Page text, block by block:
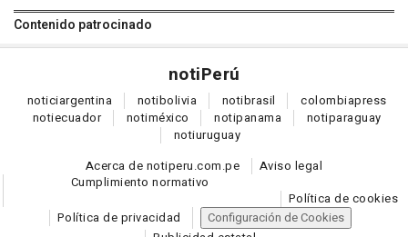
Contenido patrocinado
notiPerú
noticiargentina notibolivia notibrasil colombiapress
notiecuador notiméxico notipanama notiparaguay
notiuruguay
Acerca de notiperu.com.pe
Aviso legal
Cumplimiento normativo
Política de cookies
Política de privacidad
Configuración de Cookies